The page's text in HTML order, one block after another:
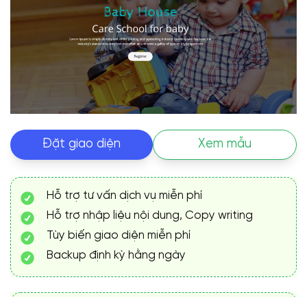
Đặt giao diện Xem mẫu
Hỗ trợ tư vấn dịch vụ miễn phí
Hỗ trợ nhập liệu nội dung, Copy writing
Tùy biến giao diện miễn phí
Backup định kỳ hằng ngày